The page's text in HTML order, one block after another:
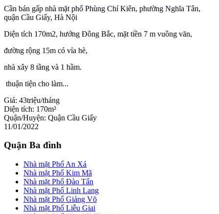
Cần bán gấp nhà mặt phố Phùng Chí Kiên, phường Nghĩa Tân,
quận Cầu Giấy, Hà Nội
Diện tích 170m2, hướng Đông Bắc, mặt tiền 7 m vuông văn,
đường rộng 15m có vỉa hè,
nhà xây 8 tầng và 1 hầm.
thuận tiện cho làm...
Giá: 43triệu/tháng
Diện tích: 170m²
Quận/Huyện: Quận Cầu Giấy
11/01/2022
Quận Ba đình
Nhà mặt Phố An Xá
Nhà mặt Phố Kim Mã
Nhà mặt Phố Đào Tấn
Nhà mặt Phố Linh Lang
Nhà mặt Phố Giảng Võ
Nhà mặt Phố Liễu Giai